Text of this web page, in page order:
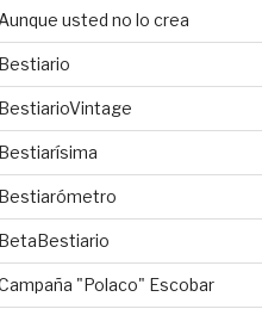
Aunque usted no lo crea
Bestiario
BestiarioVintage
Bestiarísima
Bestiarómetro
BetaBestiario
"Polaco" Escobar